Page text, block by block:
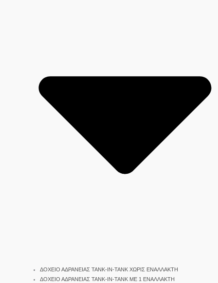
ΔΟΧΕΙΟ ΑΔΡΑΝΕΙΑΣ TANK-IN-TANK ΧΩΡΙΣ ΕΝΑΛΛΑΚΤΗ
ΔΟΧΕΙΟ ΑΔΡΑΝΕΙΑΣ TANK-IN-TANK ΜΕ 1 ΕΝΑΛΛΑΚΤΗ